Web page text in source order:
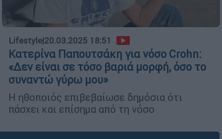
Lifestyle|20.03.2025 18:51
Κατερίνα Παπουτσάκη για νόσο Crohn:
«Δεν είναι σε τόσο βαριά μορφή, όσο το
συναντώ γύρω μου»
Η ηθοποιός επιβεβαίωσε δημόσια ότι
πάσχει και επίσημα από τη νόσο